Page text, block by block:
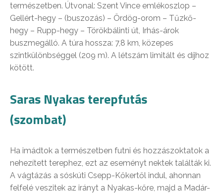
természetben. Útvonal: Szent Vince emlékoszlop –
Gellért-hegy – (buszozás) – Ördög-orom – Tűzkő-
hegy – Rupp-hegy – Törökbálinti út, Irhás-árok
buszmegálló. A túra hossza: 7,8 km, közepes
szintkülönbséggel (209 m). A létszám limitált és díjhoz
kötött.
Saras Nyakas terepfutás
(szombat)
Ha imádtok a természetben futni és hozzászoktatok a
nehezített terephez, ezt az eseményt nektek találták ki.
A vágtázás a sóskúti Csepp-Kőkertől indul, ahonnan
felfelé veszitek az irányt a Nyakas-kőre, majd a Madár-